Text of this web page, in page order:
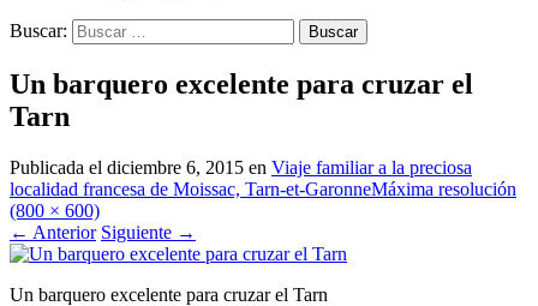
Buscar:
Un barquero excelente para cruzar el
Tarn
Publicada el diciembre 6, 2015 en Viaje familiar a la preciosa
localidad francesa de Moissac, Tarn-et-GaronneMáxima resolución
(800 × 600)
← Anterior Siguiente →
Un barquero excelente para cruzar el Tarn